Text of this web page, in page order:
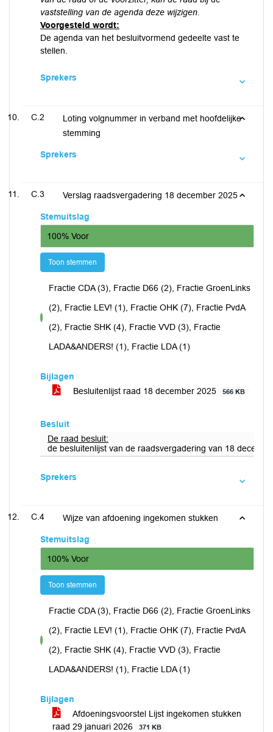
vaststelling van de agenda deze wijzigen.
Voorgesteld wordt:
De agenda van het besluitvormend gedeelte vast te
stellen.
Sprekers
C.2
Loting volgnummer in verband met hoofdelijke
stemming
Sprekers
C.3 Verslag raadsvergadering 18 december 2025
Stemuitslag
100% Voor
Toon stemmen
voor
Fractie CDA (3), Fractie D66 (2), Fractie GroenLinks
(2), Fractie LEV! (1), Fractie OHK (7), Fractie PvdA
(2), Fractie SHK (4), Fractie VVD (3), Fractie
LADA&ANDERS! (1), Fractie LDA (1)
Bijlagen
Besluitenlijst raad 18 december 2025
566 KB
Besluit
De raad besluit:
de besluitenlijst van de raadsvergadering van 18
Sprekers
C.4 Wijze van afdoening ingekomen stukken
Stemuitslag
100% Voor
Toon stemmen
voor
Fractie CDA (3), Fractie D66 (2), Fractie GroenLinks
(2), Fractie LEV! (1), Fractie OHK (7), Fractie PvdA
(2), Fractie SHK (4), Fractie VVD (3), Fractie
LADA&ANDERS! (1), Fractie LDA (1)
Bijlagen
Afdoeningsvoorstel Lijst ingekomen stukken
raad 29 januari 2026
371 KB